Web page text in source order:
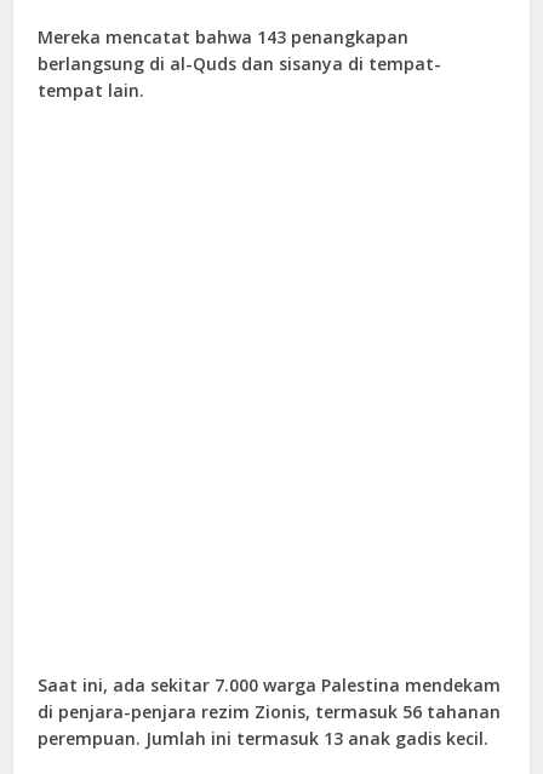
Mereka mencatat bahwa 143 penangkapan
berlangsung di al-Quds dan sisanya di tempat-
tempat lain.
Saat ini, ada sekitar 7.000 warga Palestina mendekam
di penjara-penjara rezim Zionis, termasuk 56 tahanan
perempuan. Jumlah ini termasuk 13 anak gadis kecil.